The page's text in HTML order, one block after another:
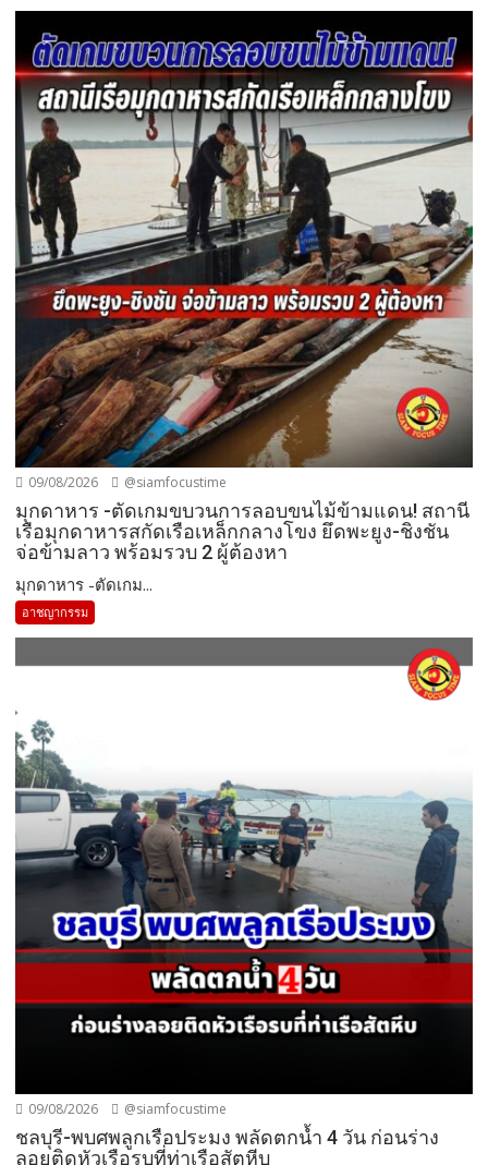
09/08/2026 @siamfocustime
มุกดาหาร -ตัดเกมขบวนการลอบขนไม้ข้ามแดน! สถานี
เรือมุกดาหารสกัดเรือเหล็กกลางโขง ยึดพะยูง-ชิงชัน
จ่อข้ามลาว พร้อมรวบ 2 ผู้ต้องหา
มุกดาหาร -ตัดเกม...
อาชญากรรม
09/08/2026 @siamfocustime
ชลบุรี-พบศพลูกเรือประมง พลัดตกน้ำ 4 วัน ก่อนร่าง
ลอยติดหัวเรือรบที่ท่าเรือสัตหีบ